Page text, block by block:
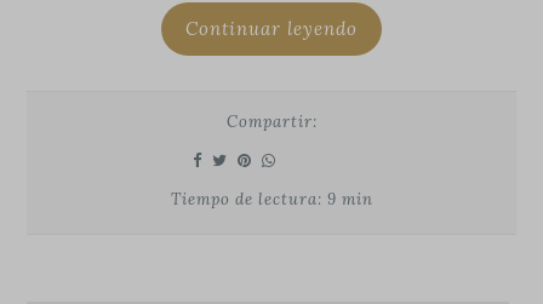
Continuar leyendo
Compartir:
Tiempo de lectura: 9 min